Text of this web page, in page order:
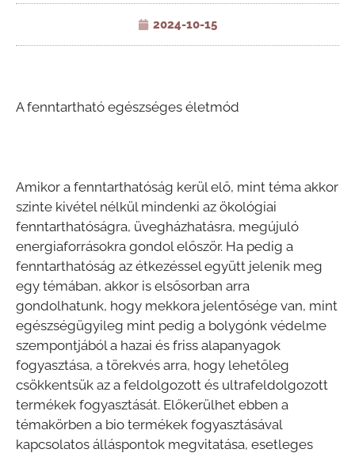
2024-10-15
A fenntartható egészséges életmód
Amikor a fenntarthatóság kerül elő, mint téma akkor
szinte kivétel nélkül mindenki az ökológiai
fenntarthatóságra, üvegházhatásra, megújuló
energiaforrásokra gondol először. Ha pedig a
fenntarthatóság az étkezéssel együtt jelenik meg
egy témában, akkor is elsősorban arra
gondolhatunk, hogy mekkora jelentősége van, mint
egészségügyileg mint pedig a bolygónk védelme
szempontjából a hazai és friss alapanyagok
fogyasztása, a törekvés arra, hogy lehetőleg
csökkentsük az a feldolgozott és ultrafeldolgozott
termékek fogyasztását. Előkerülhet ebben a
témakörben a bio termékek fogyasztásával
kapcsolatos álláspontok megvitatása, esetleges